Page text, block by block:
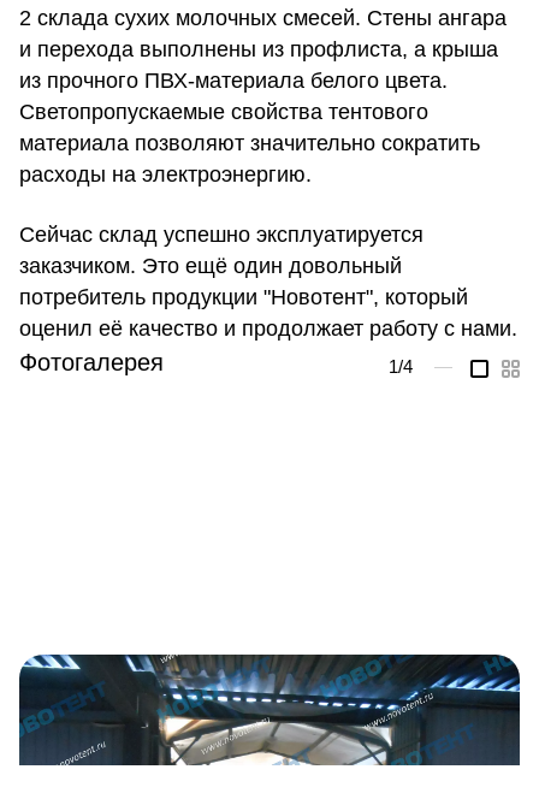
2 склада сухих молочных смесей. Стены ангара
и перехода выполнены из профлиста, а крыша
из прочного ПВХ-материала белого цвета.
Светопропускаемые свойства тентового
материала позволяют значительно сократить
расходы на электроэнергию.
Сейчас склад успешно эксплуатируется
заказчиком. Это ещё один довольный
потребитель продукции "Новотент", который
оценил её качество и продолжает работу с нами.
Фотогалерея 1/4 —